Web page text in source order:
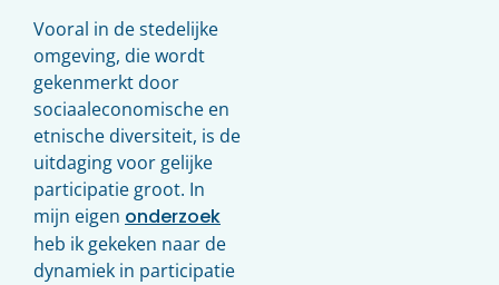
Vooral in de stedelijke
omgeving, die wordt
gekenmerkt door
sociaaleconomische en
etnische diversiteit, is de
uitdaging voor gelijke
participatie groot. In
mijn eigen onderzoek
heb ik gekeken naar de
dynamiek in participatie